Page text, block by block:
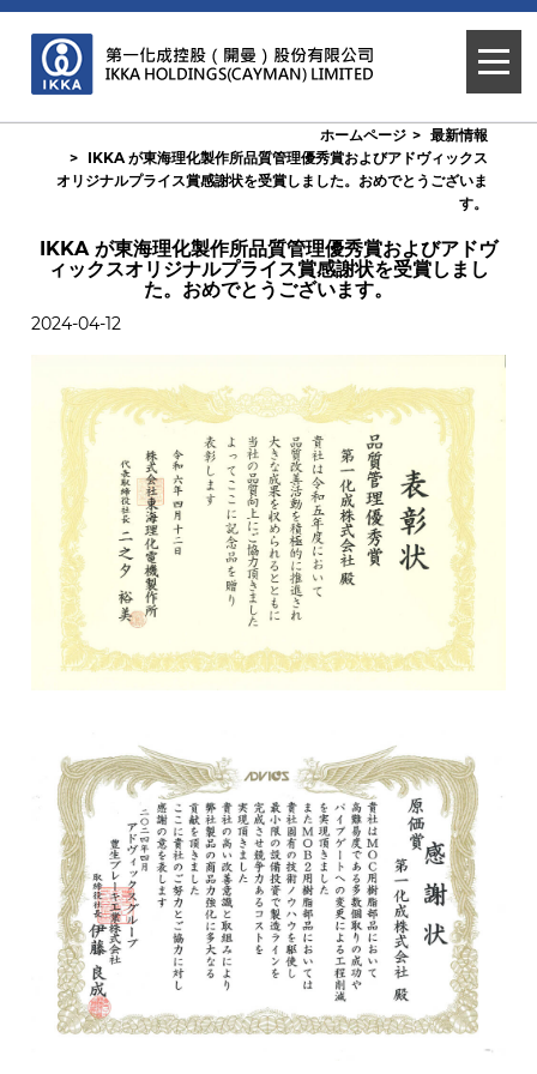
ホームページ
最新情報
IKKA が東海理化製作所品質管理優秀賞およびアドヴィックス
オリジナルプライス賞感謝状を受賞しました。おめでとうございま
す。
IKKA が東海理化製作所品質管理優秀賞およびアドヴ
ィックスオリジナルプライス賞感謝状を受賞しまし
た。おめでとうございます。
2024-04-12